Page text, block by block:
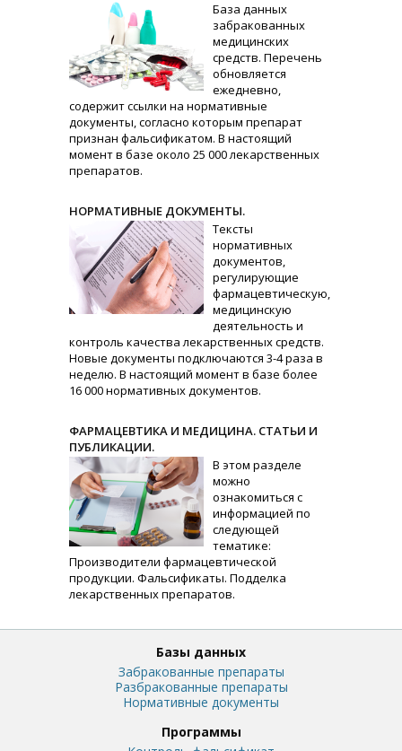
База данных
забракованных
медицинских
средств. Перечень
обновляется
ежедневно,
содержит ссылки на нормативные
документы, согласно которым препарат
признан фальсификатом. В настоящий
момент в базе около 25 000 лекарственных
препаратов.
НОРМАТИВНЫЕ ДОКУМЕНТЫ.
Тексты
нормативных
документов,
регулирующие
фармацевтическую,
медицинскую
деятельность и
контроль качества лекарственных средств.
Новые документы подключаются 3-4 раза в
неделю. В настоящий момент в базе более
16 000 нормативных документов.
ФАРМАЦЕВТИКА И МЕДИЦИНА. СТАТЬИ И
ПУБЛИКАЦИИ.
В этом разделе
можно
ознакомиться с
информацией по
следующей
тематике:
Производители фармацевтической
продукции. Фальсификаты. Подделка
лекарственных препаратов.
Базы данных
Забракованные препараты
Разбракованные препараты
Нормативные документы
Программы